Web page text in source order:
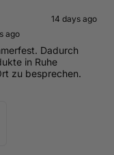
14 days ago
ago
Dadurch
in Ruhe
zu besprechen.